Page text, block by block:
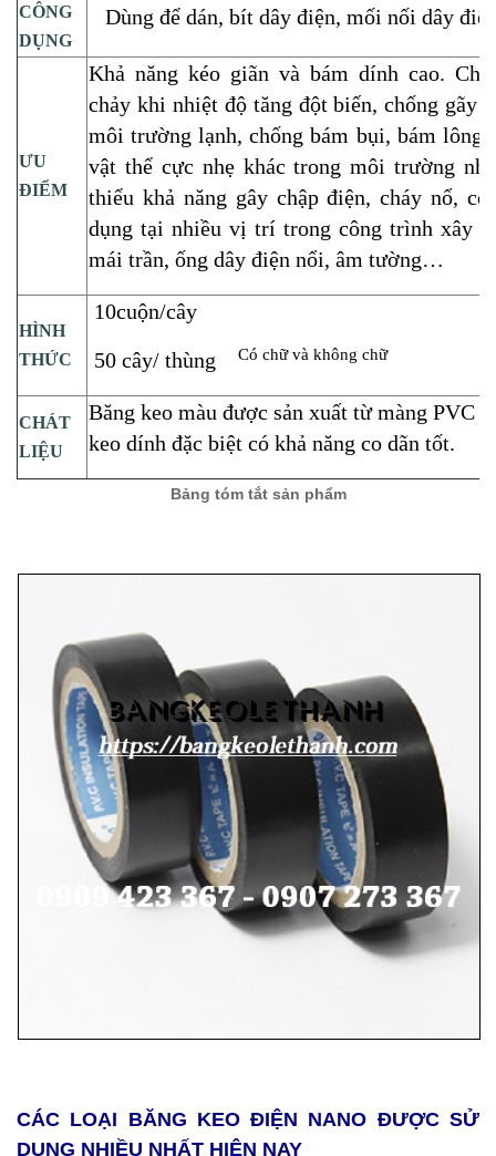
CÔNG
DỤNG
Dùng để dán, bít dây điện, mối nối dây
ƯU
ĐIỂM
Khả năng kéo giãn và bám dính cao.
chảy khi nhiệt độ tăng đột biến, chống gãy
môi trường lạnh, chống bám bụi, bám lông
vật thể cực nhẹ khác trong môi trường
thiểu khả năng gây chập điện, cháy nổ,
dụng tại nhiều vị trí trong công trình xây
mái trần, ống dây điện nổi, âm tường…
HÌNH
THỨC
10cuộn/cây
50 cây/ thùng
Có chữ và không chữ
CHÁT
LIỆU
Băng keo màu được sản xuất từ màng PVC
keo dính đặc biệt có khả năng co dãn tốt.
Bảng tóm tắt sản phẩm
CÁC LOẠI BĂNG KEO ĐIỆN NANO ĐƯỢC SỬ
DỤNG NHIỀU NHẤT HIỆN NAY